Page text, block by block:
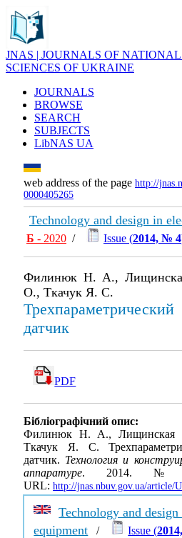
JNAS | JOURNALS OF
SCIENCES OF UKRAINE
JOURNALS
BROWSE
SEARCH
SUBJECTS
LibNAS UA
web address of the page http://
0000405265
Technology and design in
Б - 2020 / Issue (2014, № 4
Филинюк Н. А.,
О., Ткачук Я. С.
датчик
PDF
Бібліографічний опис:
Филинюк Н. А., Лищинская
Ткачук Я. С.
датчик. Технология и
аппаратуре. 2014. №
URL: http://jnas.nbuv.gov.ua/article/
Technology and
equipment / Issue (